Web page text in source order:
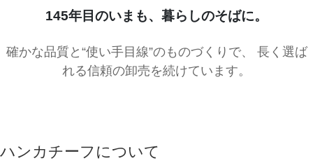
145年目のいまも、暮らしのそばに。
確かな品質と“使い手目線”のものづくりで、 長く選ば
れる信頼の卸売を続けています。
ハンカチーフについて